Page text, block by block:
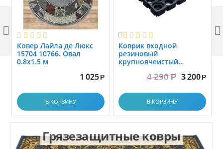
Ковер Лайла де Люкс
15704 10766. Овал
0.8x1.5 м
1 025 Р
В КОРЗИНУ

Коврик вxодной
резиновый
крупноячеистый
1.0x1.5 м4 290 Р 3 200 Р
В КОРЗИНУ
 
Грязезащитные ковры